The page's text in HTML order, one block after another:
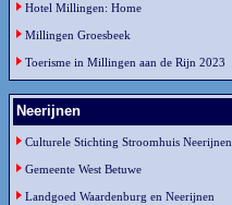
Hotel Millingen: Home
Millingen Groesbeek
Toerisme in Millingen aan de Rijn 2023
Neerijnen
Culturele Stichting Stroomhuis Neerijnen
Gemeente West Betuwe
Landgoed Waardenburg en Neerijnen